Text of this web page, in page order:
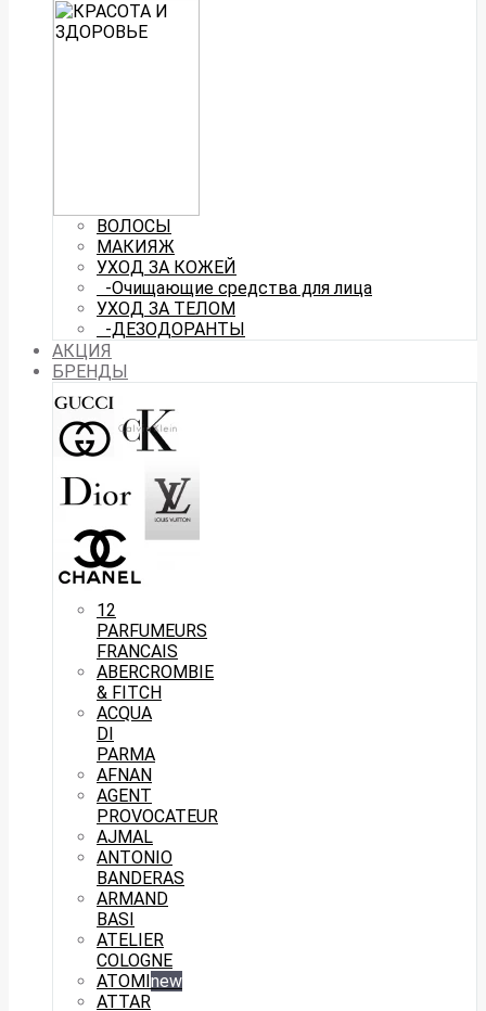
ВОЛОСЫ
МАКИЯЖ
УХОД ЗА КОЖЕЙ
-Очищающие средства для лица
УХОД ЗА ТЕЛОМ
-ДЕЗОДОРАНТЫ
АКЦИЯ
БРЕНДЫ
12
PARFUMEURS
FRANCAIS
ABERCROMBIE
& FITCH
ACQUA
DI
PARMA
AFNAN
AGENT
PROVOCATEUR
AJMAL
ANTONIO
BANDERAS
ARMAND
BASI
ATELIER
COLOGNE
ATOMI new
ATTAR